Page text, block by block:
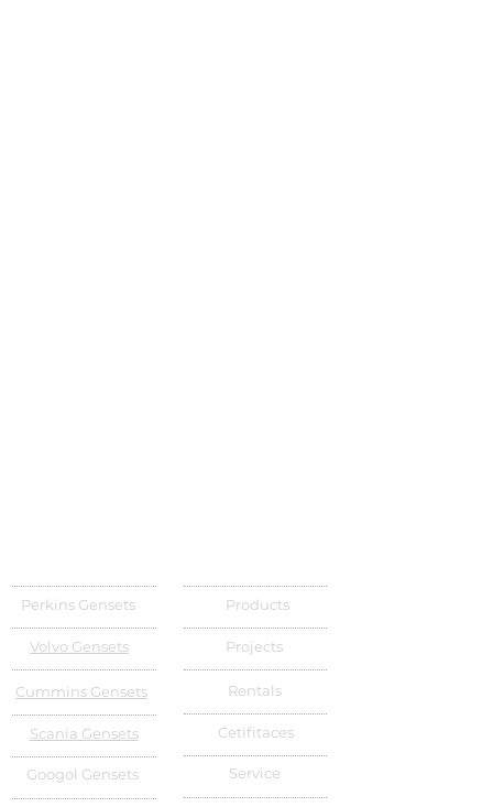
Perkins Gensets
Volvo Gensets
Cummins Gensets
Scania Gensets
Googol Gensets
Products
Projects
Rentals
Cetifitaces
Service